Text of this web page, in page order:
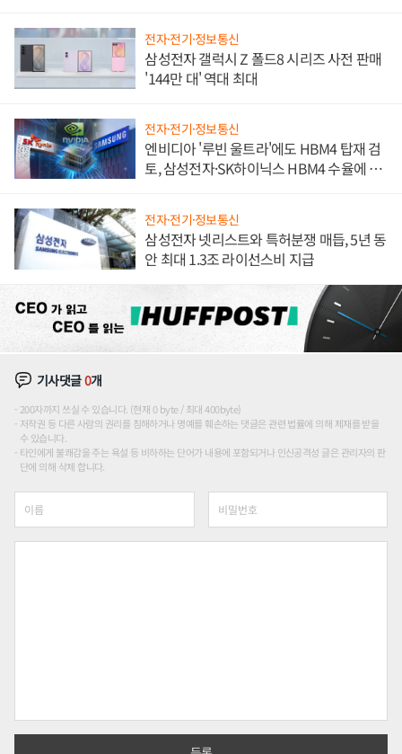
전자·전기·정보통신
삼성전자 갤럭시 Z 폴드8 시리즈 사전 판매
'144만 대' 역대 최대
전자·전기·정보통신
엔비디아 '루빈 울트라'에도 HBM4 탑재 검
토, 삼성전자·SK하이닉스 HBM4 수율에 주
전자·전기·정보통신
삼성전자 넷리스트와 특허분쟁 매듭, 5년 동
안 최대 1.3조 라이선스비 지급
기사댓글0개
200자까지 쓰실 수 있습니다. (현재 0 byte / 최대 400byte)
저작권 등 다른 사람의 권리를 침해하거나 명예를 훼손하는 댓글은 관련 법률에 의해 제재를 받을
수 있습니다.
타인에게 불쾌감을 주는 욕설 등 비하하는 단어가 내용에 포함되거나 인신공격성 글은 관리자의 판
단에 의해 삭제 합니다.